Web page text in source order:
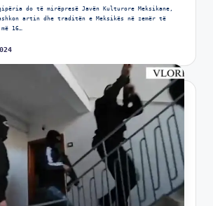
do të mirëpresë Javën Kulturore Meksikane,
artin dhe traditën e Meksikës në zemër të
16…